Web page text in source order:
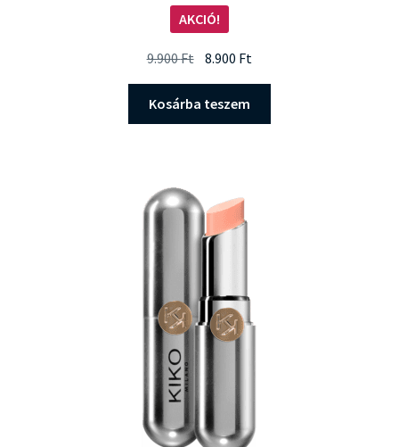
AKCIÓ!
9.900Ft Original
price
was:
9.900 Ft.
8.900 Ft
price
8.900 Ft.
Kosárba teszem